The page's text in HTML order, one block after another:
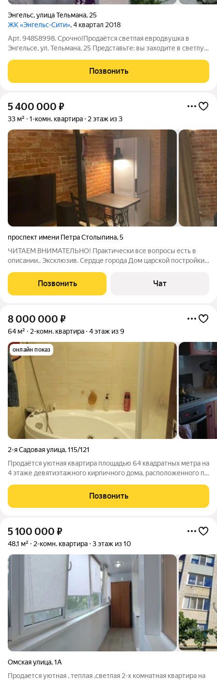
Энгельс,улица Тельмана, 25
ЖК «Энгельс-Сити», 4 квартал 2018
Арт. 94858998. Срочно!Продаётся светлая евродвушка в
Энгельсе, ул. Тельмана, 25 Представьте: вы заходите в светлую
продумана для вашего комфорта. Это не фантазия, а реальная
евродвушка в Энгельсе на
Позвонить
5 400 000 ₽
33 м² 1-комн. квартира 2 этаж из 3
проспект имени Петра Столыпина,5
ЧИТАЕМ ВНИМАТЕЛЬНО! Практически все вопросы есть в
описании.. Эксклюзив. Сердце города Дом царской постройки с
архитектуры, - дом точно не снесут. Квартира-студия для
активных и
Позвонить Чат
8 000 000 ₽
64 м² 2-комн. квартира 4 этаж из 9
онлайн показ
2-я Садовая улица,115/121
Продаётся уютная квартира площадью 64 квадратных метра на
4 этаже девятиэтажного кирпичного дома, расположенного по
построен в 1996 году и отличается своей надежностью и
прочностью. Квартира
Позвонить
5 100 000 ₽
48,1 м² 2-комн. квартира 3 этаж из 10
Омская улица,1А
Продается уютная , теплая ,светлая 2-х комнатная квартира на